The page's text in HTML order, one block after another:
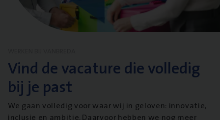
Vind de vacature die volledig
bij je past
We gaan volledig voor waar wij in geloven: innovatie,
inclusie en ambitie. Daarvoor hebben we nog meer